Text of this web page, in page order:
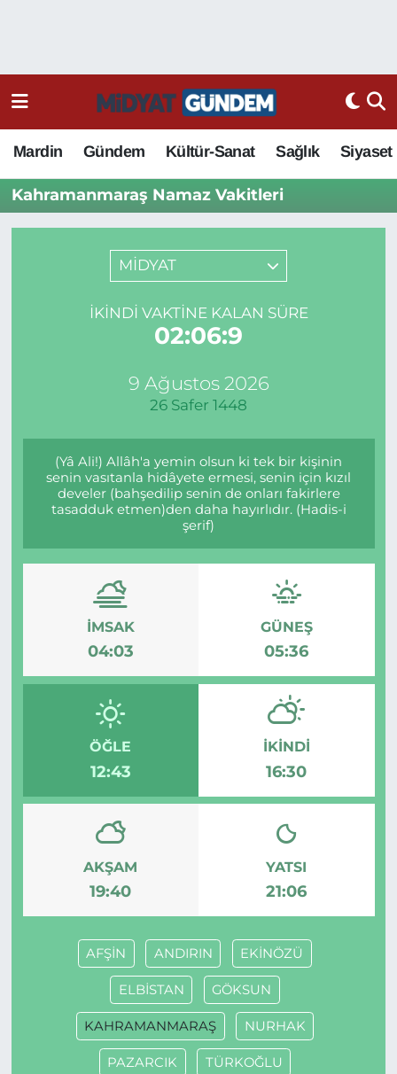
Mardin Gündem Kültür-Sanat Sağlık Siyaset
Kahramanmaraş Namaz Vakitleri
MİDYAT
İKINDI VAKTINE KALAN SÜRE
02:06:9
9 Ağustos 2026
26 Safer 1448
(Yâ Ali!) Allâh'a yemin olsun ki tek bir kişinin
senin vasıtanla hidâyete ermesi, senin için kızıl
develer (bahşedilip senin de onları fakirlere
tasadduk etmen)den daha hayırlıdır. (Hadis-i
şerif)
İMSAK
04:03
GÜNEŞ
05:36
ÖĞLE
12:43
İKINDI
16:30
AKŞAM
19:40
YATSI
21:06
AFŞİN ANDIRIN EKİNÖZÜ
ELBİSTAN GÖKSUN
KAHRAMANMARAŞ NURHAK
PAZARCIK TÜRKOĞLU